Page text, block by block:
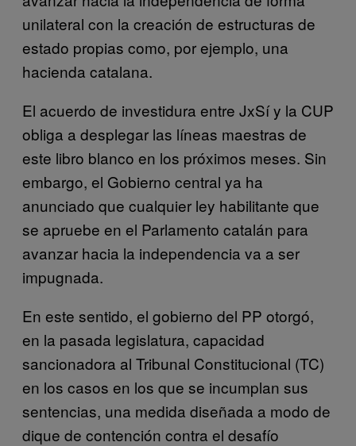
unilateral con la creación de estructuras de
estado propias como, por ejemplo, una
hacienda catalana.
El acuerdo de investidura entre JxSí y la CUP
obliga a desplegar las líneas maestras de
este libro blanco en los próximos meses. Sin
embargo, el Gobierno central ya ha
anunciado que cualquier ley habilitante que
se apruebe en el Parlamento catalán para
avanzar hacia la independencia va a ser
impugnada.
En este sentido, el gobierno del PP otorgó,
en la pasada legislatura, capacidad
sancionadora al Tribunal Constitucional (TC)
en los casos en los que se incumplan sus
sentencias, una medida diseñada a modo de
dique de contención contra el desafío